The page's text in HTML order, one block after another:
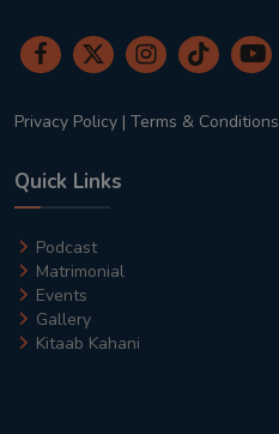
Privacy Policy | Terms & Conditions
Quick Links
Podcast
Matrimonial
Events
Gallery
Kitaab Kahani